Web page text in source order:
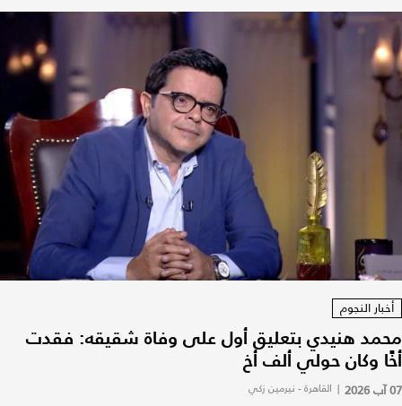
أخبار النجوم
محمد هنيدي بتعليق أول على وفاة شقيقه: فقدت
أخًا وكان حولي ألف أخ
07 آب 2026 | القاهرة - نيرمين زكي